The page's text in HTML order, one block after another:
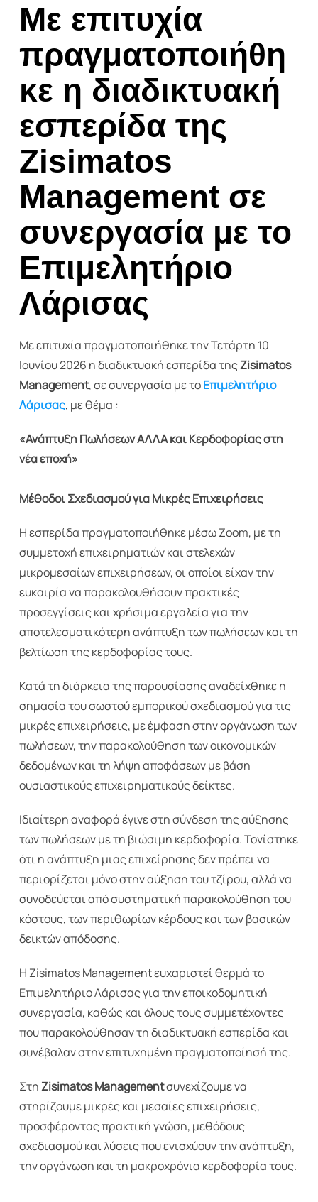
Με επιτυχία
πραγματοποιήθη
κε η διαδικτυακή
εσπερίδα της
Zisimatos
Management σε
συνεργασία με το
Επιμελητήριο
Λάρισας
Με επιτυχία πραγματοποιήθηκε την Τετάρτη 10
Ιουνίου 2026 η διαδικτυακή εσπερίδα τηςZisimatos
Management, σε συνεργασία με τοΕπιμελητήριο
Λάρισας, με θέμα :
«Ανάπτυξη Πωλήσεων ΑΛΛΑ και Κερδοφορίας στη
νέα εποχή»
Μέθοδοι Σχεδιασμού για Μικρές Επιχειρήσεις
Η εσπερίδα πραγματοποιήθηκε μέσω Zoom, με τη
συμμετοχή επιχειρηματιών και στελεχών
μικρομεσαίων επιχειρήσεων, οι οποίοι είχαν την
ευκαιρία να παρακολουθήσουν πρακτικές
προσεγγίσεις και χρήσιμα εργαλεία για την
αποτελεσματικότερη ανάπτυξη των πωλήσεων και τη
βελτίωση της κερδοφορίας τους.
Κατά τη διάρκεια της παρουσίασης αναδείχθηκε η
σημασία του σωστού εμπορικού σχεδιασμού για τις
μικρές επιχειρήσεις, με έμφαση στην οργάνωση των
πωλήσεων, την παρακολούθηση των οικονομικών
δεδομένων και τη λήψη αποφάσεων με βάση
ουσιαστικούς επιχειρηματικούς δείκτες.
Ιδιαίτερη αναφορά έγινε στη σύνδεση της αύξησης
των πωλήσεων με τη βιώσιμη κερδοφορία. Τονίστηκε
ότι η ανάπτυξη μιας επιχείρησης δεν πρέπει να
περιορίζεται μόνο στην αύξηση του τζίρου, αλλά να
συνοδεύεται από συστηματική παρακολούθηση του
κόστους, των περιθωρίων κέρδους και των βασικών
δεικτών απόδοσης.
Η Zisimatos Management ευχαριστεί θερμά το
Επιμελητήριο Λάρισας για την εποικοδομητική
συνεργασία, καθώς και όλους τους συμμετέχοντες
που παρακολούθησαν τη διαδικτυακή εσπερίδα και
συνέβαλαν στην επιτυχημένη πραγματοποίησή της.
ΣτηZisimatos Managementσυνεχίζουμε να
στηρίζουμε μικρές και μεσαίες επιχειρήσεις,
προσφέροντας πρακτική γνώση, μεθόδους
σχεδιασμού και λύσεις που ενισχύουν την ανάπτυξη,
την οργάνωση και τη μακροχρόνια κερδοφορία τους.